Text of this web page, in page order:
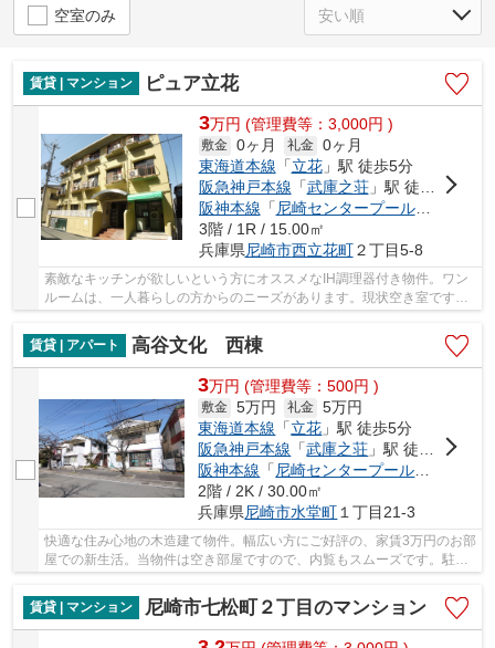
空室のみ
賃貸 | マンション ピュア立花
3万円 (管理費等：3,000円 )
敷金 0ヶ月 礼金 0ヶ月
東海道本線 「立花」駅 徒歩5分
阪急神戸本線 「武庫之荘」駅 徒歩29分
阪神本線 「尼崎センタープール前
3階 / 1R / 15.00㎡
兵庫県尼崎市西立花町２丁目5-8
素敵なキッチンが欲しいという方にオススメなIH調理器付き物件。ワン
ルームは、一人暮らしの方からのニーズがあります。現状空き室ですの
賃貸 | アパート
高谷文化 西棟
3万円 (管理費等：500円 )
敷金 5万円 礼金 5万円
東海道本線 「立花 」駅 徒歩5分
阪急神戸本線 「武庫之荘 」駅 徒歩20分
阪神本線 「 尼崎センタープール前
2階 / 2K / 30.00㎡
兵庫県尼崎市水堂町 １丁目21-3
快適な住み心地の木造建て物件。幅広い方にご好評の、家賃3万円のお部
屋での新生活。当物件は空き部屋ですので、内覧もスムーズです。駐輪
賃貸 | マンション
尼崎市七松町２丁目のマンション